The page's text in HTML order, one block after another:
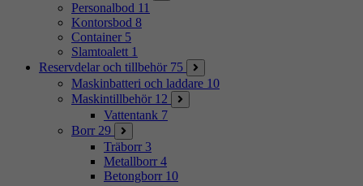
Personalbod 11
Kontorsbod 8
Container 5
Slamtoalett 1
Reservdelar och tillbehör 75
Maskinbatteri och laddare 10
Maskintillbehör 12
Vattentank 7
Borr 29
Träborr 3
Metallborr 4
Betongborr 10